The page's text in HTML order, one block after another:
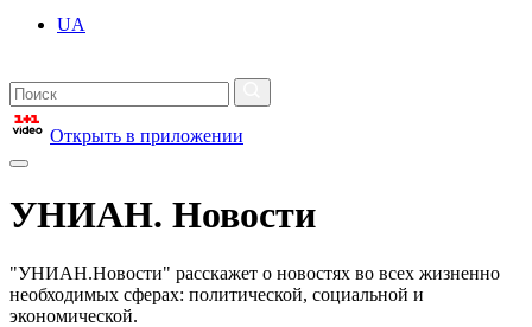
UA
Открыть в приложении
УНИАН. Новости
"УНИАН.Новости" расскажет о новостях во всех жизненно
необходимых сферах: политической, социальной и
экономической.